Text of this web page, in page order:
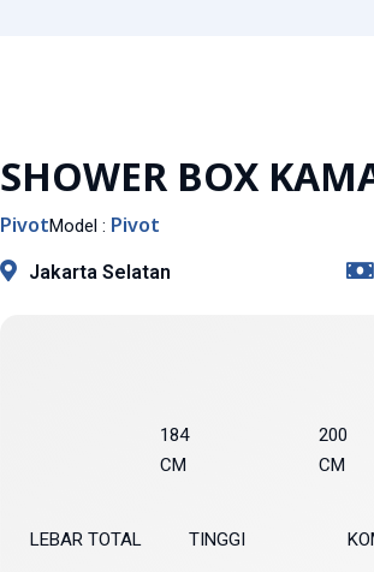
SHOWER BOX
PivotModel : Pivot
Jakarta Selatan
LEBAR TOTAL
184
CM
TINGGI
200
CM